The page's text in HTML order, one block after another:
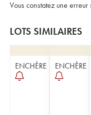
Vous constatez une erreur
LOTS SIMILAIRES
ENCHÈRE ENCHÈRE